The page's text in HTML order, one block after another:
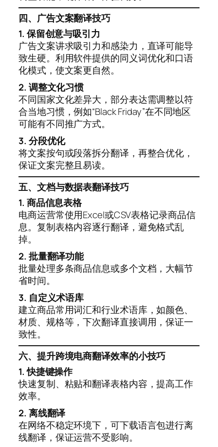
四、广告文案翻译技巧
1. 保留创意与吸引力
广告文案讲求吸引力和感染力，直译可能导
致生硬。利用软件提供的同义词优化和口语
化模式，使文案更自然。
2. 调整文化习惯
不同国家文化差异大，部分表达需调整以符
合当地习惯，例如“Black Friday”在不同地区
可能有不同推广方式。
3. 分段优化
将文案按句或段落拆分翻译，再整合优化，
保证文案完整且易读。
五、文档与数据表翻译技巧
1. 商品信息表格
电商运营常使用Excel或CSV表格记录商品信
息。复制表格内容逐行翻译，避免格式乱
掉。
2. 批量翻译功能
批量处理多条商品信息或多个文档，大幅节
省时间。
3. 自定义术语库
建立商品常用词汇和行业术语库，如颜色、
材质、规格等，下次翻译直接调用，保证一
致性。
六、提升跨境电商翻译效率的小技巧
1. 快捷键操作
快速复制、粘贴和翻译表格内容，提高工作
效率。
2. 离线翻译
在网络不稳定环境下，可下载语言包进行离
线翻译，保证运营不受影响。